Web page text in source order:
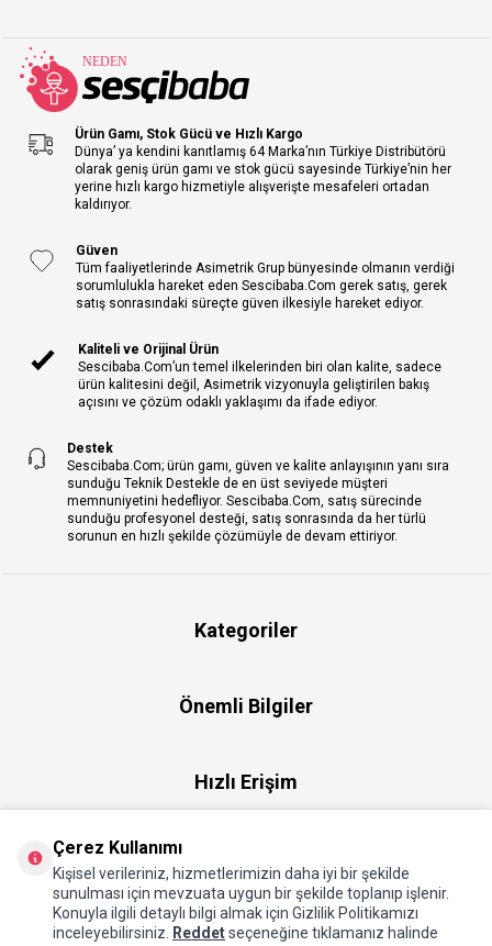
Ürün Gamı, Stok Gücü ve Hızlı Kargo
Dünya’ ya kendini kanıtlamış 64 Marka’nın Türkiye Distribütörü
olarak geniş ürün gamı ve stok gücü sayesinde Türkiye’nin her
yerine hızlı kargo hizmetiyle alışverişte mesafeleri ortadan
kaldırıyor.
Güven
Tüm faaliyetlerinde Asimetrik Grup bünyesinde olmanın verdiği
sorumlulukla hareket eden Sescibaba.Com gerek satış, gerek
satış sonrasındaki süreçte güven ilkesiyle hareket ediyor.
Kaliteli ve Orijinal Ürün
Sescibaba.Com’un temel ilkelerinden biri olan kalite, sadece
ürün kalitesini değil, Asimetrik vizyonuyla geliştirilen bakış
açısını ve çözüm odaklı yaklaşımı da ifade ediyor.
Destek
Sescibaba.Com; ürün gamı, güven ve kalite anlayışının yanı sıra
sunduğu Teknik Destekle de en üst seviyede müşteri
memnuniyetini hedefliyor. Sescibaba.Com, satış sürecinde
sunduğu profesyonel desteği, satış sonrasında da her türlü
sorunun en hızlı şekilde çözümüyle de devam ettiriyor.
Kategoriler
Önemli Bilgiler
Hızlı Erişim
Hakkımızda
Çerez Kullanımı
Kişisel verileriniz, hizmetlerimizin daha iyi bir şekilde
sunulması için mevzuata uygun bir şekilde toplanıp işlenir.
Konuyla ilgili detaylı bilgi almak için Gizlilik Politikamızı
inceleyebilirsiniz.
Reddetseçeneğine tıklamanız halinde